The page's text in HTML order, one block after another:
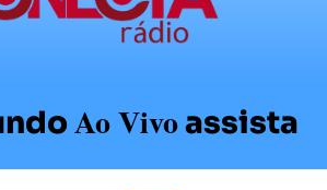
Ao Vivoassista